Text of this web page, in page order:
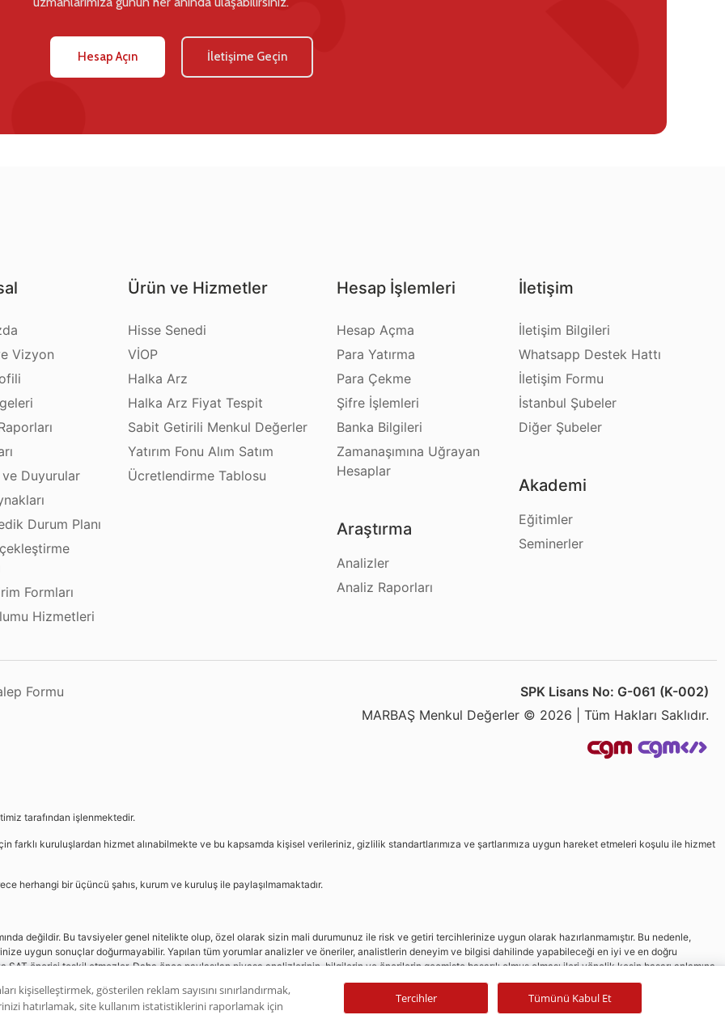
Hesap Açın İletişime Geçin
Vizyon
Duyurular
Durum Planı
Formları
Hizmetleri
Ürün ve Hizmetler
Hisse Senedi
VİOP
Halka Arz
Halka Arz Fiyat Tespit
Sabit Getirili Menkul Değerler
Yatırım Fonu Alım Satım
Ücretlendirme Tablosu
Hesap İşlemleri
Hesap Açma
Para Yatırma
Para Çekme
Şifre İşlemleri
Banka Bilgileri
Zamanaşımına Uğrayan
Hesaplar
Araştırma
Analizler
Analiz Raporları
İletişim
İletişim Bilgileri
Whatsapp Destek Hattı
İletişim Formu
İstanbul Şubeler
Diğer Şubeler
Akademi
Eğitimler
Seminerler
Formu
SPK Lisans No: G-061 (K-002)
MARBAŞ Menkul Değerler © 2026 | Tüm Hakları Saklıdır.
tarafından işlenmektedir.
farklı kuruluşlardan hizmet alınabilmekte ve bu kapsamda kişisel verileriniz, gizlilik standartlarımıza ve şartlarımıza uygun hareket etmeleri koşulu ile hizmet
herhangi bir üçüncü şahıs, kurum ve kuruluş ile paylaşılmamaktadır.
değildir. Bu tavsiyeler genel nitelikte olup, özel olarak sizin mali durumunuz ile risk ve getiri tercihlerinize uygun olarak hazırlanmamıştır. Bu nedenle,
uygun sonuçlar doğurmayabilir. Yapılan tüm yorumlar analizler ve öneriler, analistlerin deneyim ve bilgisi dahilinde yapabileceği en iyi ve en doğru
önerisi teşkil etmezler. Daha önce paylaşılan piyasa analizlerinin, bilgilerin ve önerilerin geçmişte başarılı olmuş olması ileri yönelik kesin başarı anlamına
kişiselleştirmek, gösterilen reklam sayısını sınırlandırmak,
hatırlamak, site kullanım istatistiklerini raporlamak için
Tercihler Tümünü Kabul Et